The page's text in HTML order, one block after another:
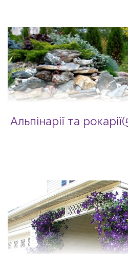
Альпінарії та